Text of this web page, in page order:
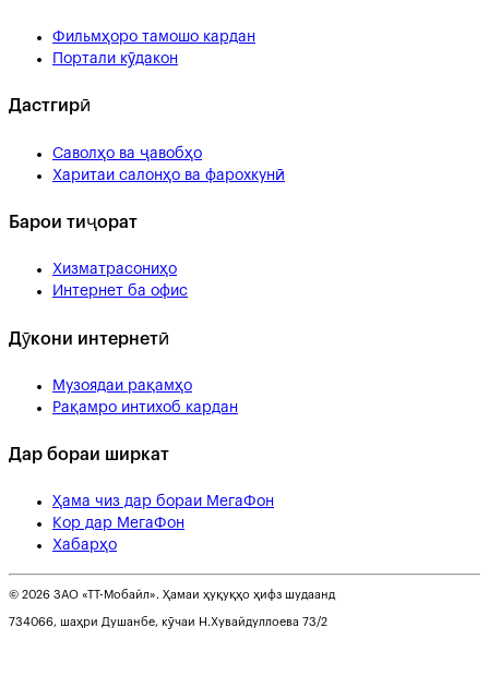
Фильмҳоро тамошо кардан
Портали кӯдакон
Дастгирӣ
Саволҳо ва ҷавобҳо
Харитаи салонҳо ва фарохкунӣ
Барои тиҷорат
Хизматрасониҳо
Интернет ба офис
Дӯкони интернетӣ
Музоядаи рақамҳо
Рақамро интихоб кардан
Дар бораи ширкат
Ҳама чиз дар бораи МегаФон
Кор дар МегаФон
Хабарҳо
© 2026 ЗАО «ТТ-Мобайл». Ҳамаи ҳуқуқҳо ҳифз шудаанд
734066, шаҳри Душанбе, кӯчаи Н.Хувайдуллоева 73/2